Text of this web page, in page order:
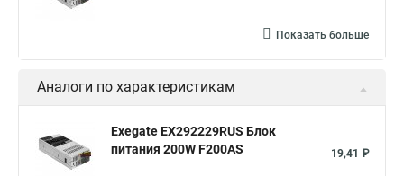
Показать больше
Аналоги по характеристикам
Exegate EX292229RUS Блок
питания 200W F200AS
19,41 ₽